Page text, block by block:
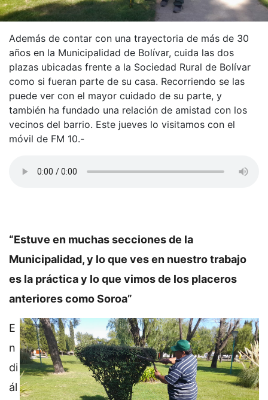
Además de contar con una trayectoria de más de 30
años en la Municipalidad de Bolívar, cuida las dos
plazas ubicadas frente a la Sociedad Rural de Bolívar
como si fueran parte de su casa. Recorriendo se las
puede ver con el mayor cuidado de su parte, y
también ha fundado una relación de amistad con los
vecinos del barrio. Este jueves lo visitamos con el
móvil de FM 10.-
“Estuve en muchas secciones de la
Municipalidad, y lo que ves en nuestro trabajo
es la práctica y lo que vimos de los placeros
anteriores como Soroa”
E
n
di
ál